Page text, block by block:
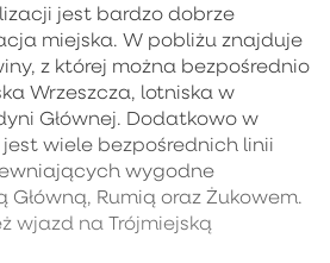
jest bardzo dobrze
miejska. W pobliżu znajduje
z której można bezpośrednio
Wrzeszcza, lotniska w
Głównej. Dodatkowo w
wiele bezpośrednich linii
wygodne
Główną, Rumią oraz Żukowem.
wjazd na Trójmiejską